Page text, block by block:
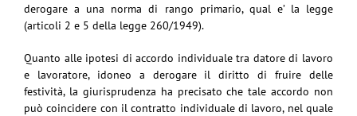
derogare a una norma di rango primario, qual e’ la legge
(articoli 2 e 5 della legge 260/1949).
Quanto alle ipotesi di accordo individuale tra datore di lavoro
e lavoratore, idoneo a derogare il diritto di fruire delle
festività, la giurisprudenza ha precisato che tale accordo non
può coincidere con il contratto individuale di lavoro, nel quale